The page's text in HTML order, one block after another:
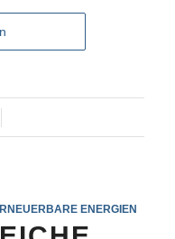
ENERGIEN